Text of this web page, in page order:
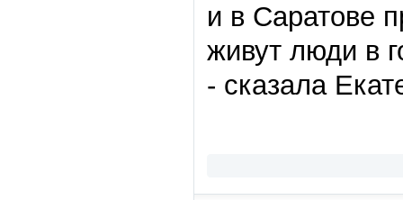
и в Саратове
живут люди в
- сказала